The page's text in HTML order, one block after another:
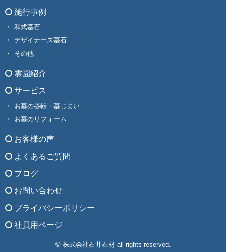
施行事例
和式墓石
デザイナーズ墓石
その他
霊園紹介
サービス
お墓の移転・墓じまい
お墓のリフォーム
お客様の声
よくあるご質問
ブログ
お問い合わせ
プライバシーポリシー
社員用ページ
© 株式会社石井石材 all rights reserved.